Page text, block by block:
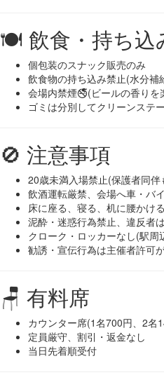
🍽️ 飲食・持ち込
個包装のスナック販売のみ
飲食物の持ち込み禁止(水分
会場内禁煙🚭(ビールの香りを
ゴミは分別してクリーンステ
🚫 注意事項
20歳未満入場禁止(保護者同伴
飲酒運転厳禁、会場へ車・バ
床に座る、寝る、机に腰かけ
泥酔・迷惑行為禁止、違反者
クローク・ロッカーなし(駅周
勧誘・宣伝行為は主催者許可
🪑 有料席
カウンター席(1名700円、2名
定員厳守、割引・返金なし
当日先着順受付